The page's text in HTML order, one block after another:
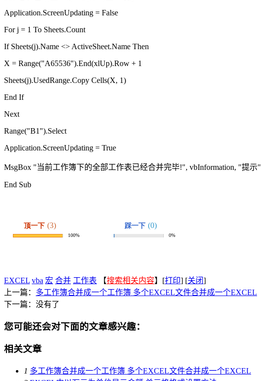
Application.ScreenUpdating = False
For j = 1 To Sheets.Count
If Sheets(j).Name <> ActiveSheet.Name Then
X = Range("A65536").End(xlUp).Row + 1
Sheets(j).UsedRange.Copy Cells(X, 1)
End If
Next
Range("B1").Select
Application.ScreenUpdating = True
MsgBox "当前工作簿下的全部工作表已经合并完毕!", vbInformation, "提示"
End Sub
EXCEL vba 宏 合并 工作表 【搜索相关内容】[打印] [关闭]
上一篇： 多工作簿合并成一个工作簿 多个EXCEL文件合并成一个EXCEL
下一篇：没有了
您可能还会对下面的文章感兴趣：
相关文章
1 多工作簿合并成一个工作簿 多个EXCEL文件合并成一个EXCEL